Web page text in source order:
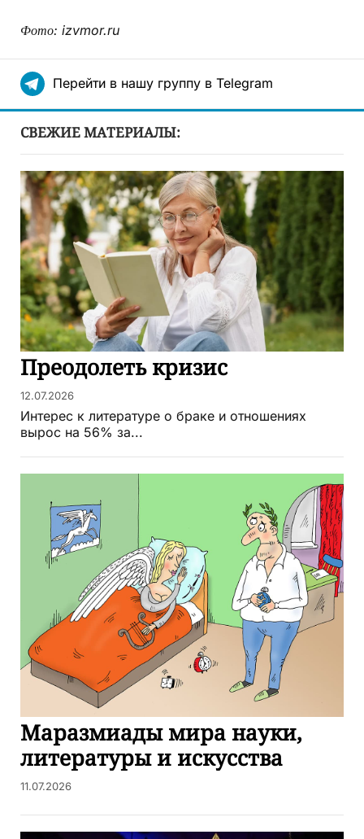
Фото: izvmor.ru
Перейти в нашу группу в Telegram
СВЕЖИЕ МАТЕРИАЛЫ:
Преодолеть кризис
12.07.2026
Интерес к литературе о браке и отношениях
вырос на 56% за...
Маразмиады мира науки,
литературы и искусства
11.07.2026